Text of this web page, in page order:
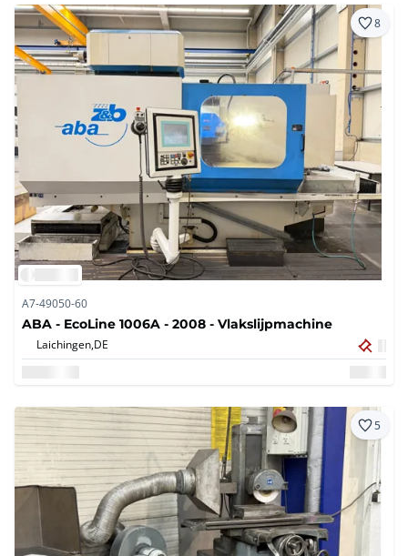
8
A7-49050-60
ABA - EcoLine 1006A - 2008 - Vlakslijpmachine
Laichingen,DE
5